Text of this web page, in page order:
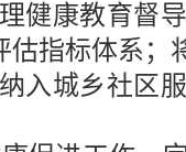
健康教育督
指标体系；
入城乡社区